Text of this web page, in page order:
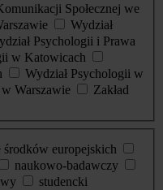
Społecznej we
Wydział
Psychologii i Prawa
w Katowicach
Wydział Psychologii w
Warszawie
Zakład
środków europejskich
naukowo-badawczy
studencki